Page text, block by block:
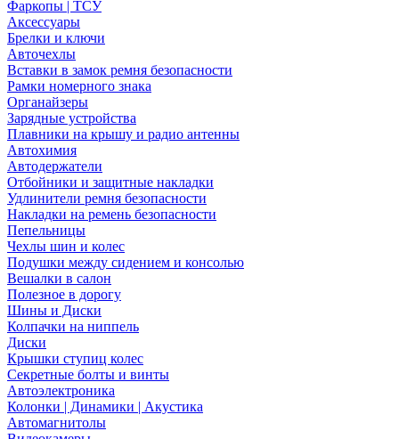
Фаркопы | ТСУ
Аксессуары
Брелки и ключи
Авточехлы
Вставки в замок ремня безопасности
Рамки номерного знака
Органайзеры
Зарядные устройства
Плавники на крышу и радио антенны
Автохимия
Автодержатели
Отбойники и защитные накладки
Удлинители ремня безопасности
Накладки на ремень безопасности
Пепельницы
Чехлы шин и колес
Подушки между сидением и консолью
Вешалки в салон
Полезное в дорогу
Шины и Диски
Колпачки на ниппель
Диски
Крышки ступиц колес
Секретные болты и винты
Автоэлектроника
Колонки | Динамики | Акустика
Автомагнитолы